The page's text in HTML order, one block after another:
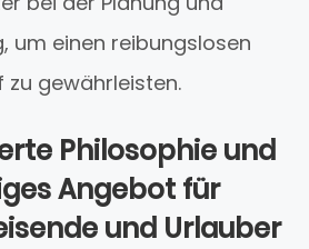
um einen reibungslosen
zu gewährleisten.
Philosophie und
Angebot für
und Urlauber